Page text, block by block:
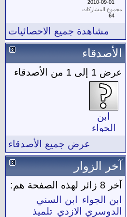
2010-09-01
مجموع المشاركات
64
مشاهدة جميع الاحصائيات
الأصدقاء
عرض 1 إلى 1 من الأصدقاء
ابن
الجواء
عرض جميع الأصدقاء
آخر الزوار
آخر 8 زائر لهذه الصفحة هم:
ابن الجواء
ابن السني
الدوسري الازدي تلميذ